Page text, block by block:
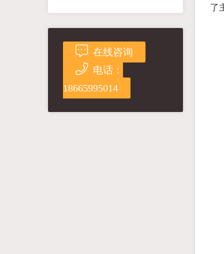
在线咨询
电话：
18665995014
了